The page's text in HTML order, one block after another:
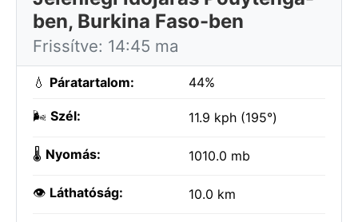
ben, Burkina Faso-ben
Frissítve: 14:45 ma
💧 Páratartalom: 44%
🌬️ Szél: 11.9 kph (195°)
🌡️ Nyomás: 1010.0 mb
👁️ Láthatóság: 10.0 km